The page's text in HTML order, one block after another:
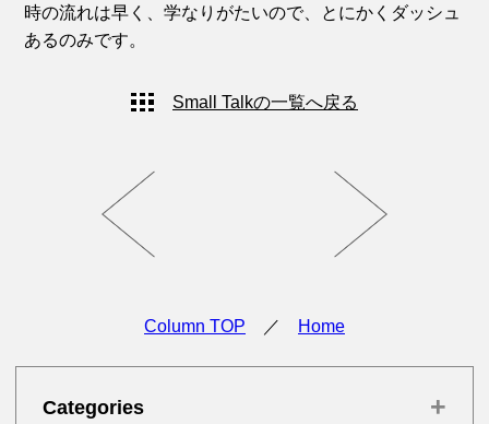
時の流れは早く、学なりがたいので、とにかくダッシュ
あるのみです。
Small Talkの一覧へ戻る
Column TOP ／ Home
Categories +